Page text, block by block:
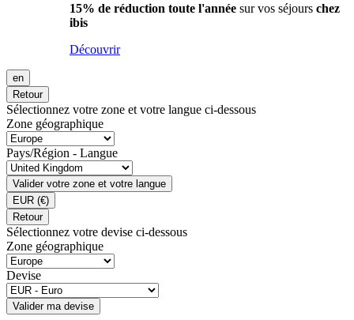
15% de réduction toute l'année sur vos séjours chez
ibis
Découvrir
en
Retour
Sélectionnez votre zone et votre langue ci-dessous
Zone géographique
Pays/Région - Langue
Valider votre zone et votre langue
EUR (€)
Retour
Sélectionnez votre devise ci-dessous
Zone géographique
Devise
Valider ma devise